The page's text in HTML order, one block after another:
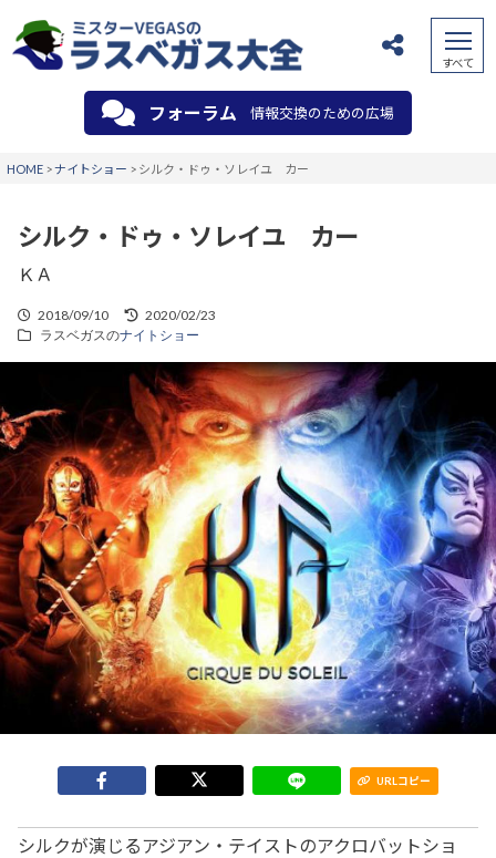
フォーラム 情報交換のための広場
HOME>ナイトショー > シルク・ドゥ・ソレイユ カー
シルク・ドゥ・ソレイユ カー
ＫＡ
2018/09/10
2020/02/23
ラスベガスのナイトショー
URLコピー
シルクが演じるアジアン・テイストのアクロバットショ